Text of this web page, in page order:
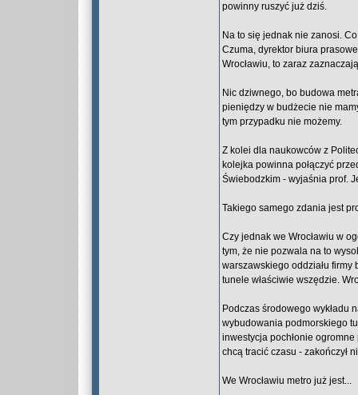
powinny ruszyć już dziś.
Na to się jednak nie zanosi.
Czuma, dyrektor biura
Wrocławiu, to zaraz
Nic dziwnego, bo budowa
pieniędzy w budżecie nie
tym przypadku nie możemy.
Z kolei dla naukowców z
kolejka powinna połączyć
Świebodzkim - wyjaśnia prof.
Takiego samego zdania jest
Czy jednak we Wrocławiu w
tym, że nie pozwala na to
warszawskiego oddziału
tunele właściwie wszędzie.
Podczas środowego wykładu
wybudowania podmorskiego
inwestycja pochłonie
chcą tracić czasu - zakończył
We Wrocławiu metro już jest...